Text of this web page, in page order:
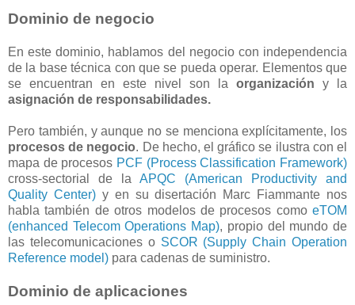
Dominio de negocio
En este dominio, hablamos del negocio con independencia
de la base técnica con que se pueda operar. Elementos que
se encuentran en este nivel son la organización y la
asignación de responsabilidades.
Pero también, y aunque no se menciona explícitamente, los
procesos de negocio. De hecho, el gráfico se ilustra con el
mapa de procesos PCF (Process Classification Framework)
cross-sectorial de la APQC (American Productivity and
Quality Center)y en su disertación Marc Fiammante nos
habla también de otros modelos de procesos como eTOM
(enhanced Telecom Operations Map), propio del mundo de
las telecomunicaciones o SCOR (Supply Chain Operation
Reference model) para cadenas de suministro.
Dominio de aplicaciones